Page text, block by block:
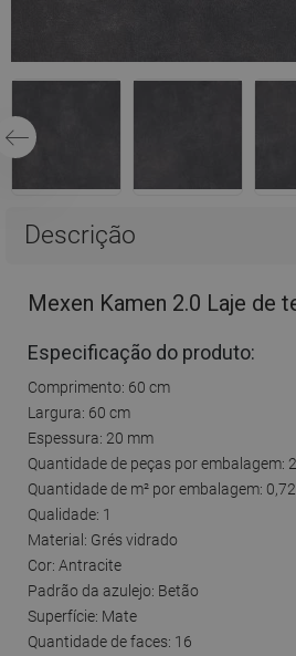
Descrição
Mexen Kamen 2.0 Laje de
Especificação do produto:
Comprimento: 60 cm
Largura: 60 cm
Espessura: 20 mm
Quantidade de peças por embalagem: 2
Quantidade de m² por embalagem: 0,72
Qualidade: 1
Material: Grés vidrado
Cor: Antracite
Padrão da azulejo: Betão
Superfície: Mate
Quantidade de faces: 16